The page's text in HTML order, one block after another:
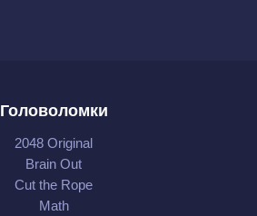
Головоломки
2048 Original
Brain Out
Cut the Rope
Math